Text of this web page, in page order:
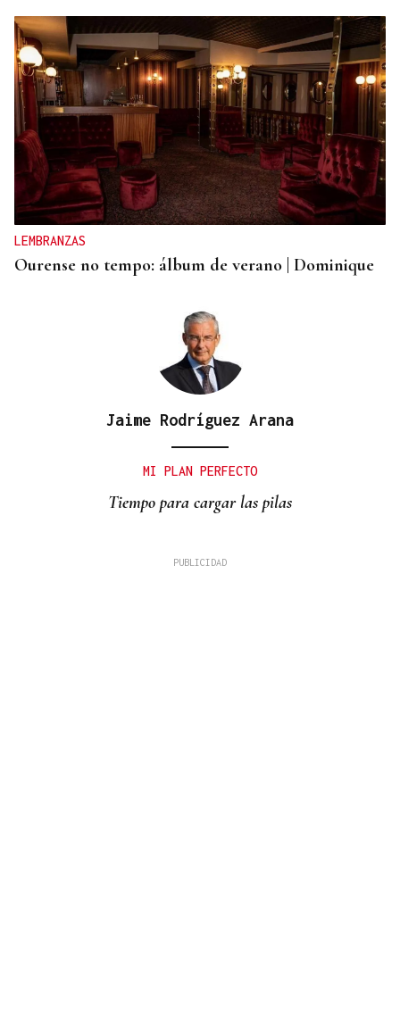
LEMBRANZAS
Ourense no tempo: álbum de verano | Dominique
Jaime Rodríguez Arana
MI PLAN PERFECTO
Tiempo para cargar las pilas